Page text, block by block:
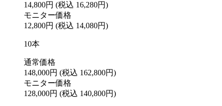
14,800円 (税込 16,280円)
モニター価格
12,800円 (税込 14,080円)
10本
通常価格
148,000円 (税込 162,800円)
モニター価格
128,000円 (税込 140,800円)